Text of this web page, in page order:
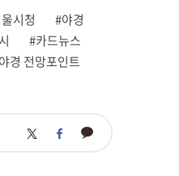
시청
#야경
#카드뉴스
경 전망포인트
트 페 카